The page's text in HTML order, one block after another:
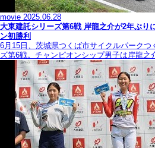
movie 2025.06.28
大東建託シリーズ第6戦 岸龍之介が2年ぶり
ン初勝利
6月15日、茨城県つくば市サイクルパーク
ズ第6戦。チャンピオンシップ男子は岸龍之